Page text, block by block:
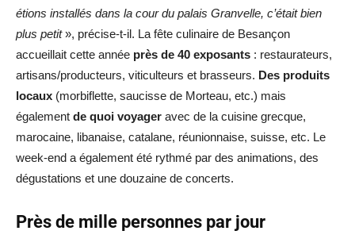
étions installés dans la cour du palais Granvelle, c’était bien
plus petit», précise-t-il. La fête culinaire de Besançon
accueillait cette année près de 40 exposants : restaurateurs,
artisans/producteurs, viticulteurs et brasseurs. Des produits
locaux (morbiflette, saucisse de Morteau, etc.) mais
également de quoi voyager avec de la cuisine grecque,
marocaine, libanaise, catalane, réunionnaise, suisse, etc. Le
week-end a également été rythmé par des animations, des
dégustations et une douzaine de concerts.
Près de mille personnes par jour